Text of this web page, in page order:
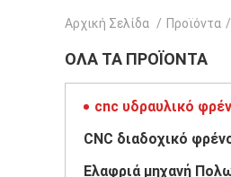
Αρχική Σελίδα / Προϊόντα /
ΌΛΑ ΤΑ ΠΡΟΪΌΝΤΑ
cnc υδραυλικό
CNC διαδοχικό
Ελαφριά μηχανή